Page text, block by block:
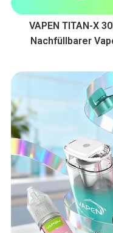
VAPEN TITAN-X
Nachfüllbarer